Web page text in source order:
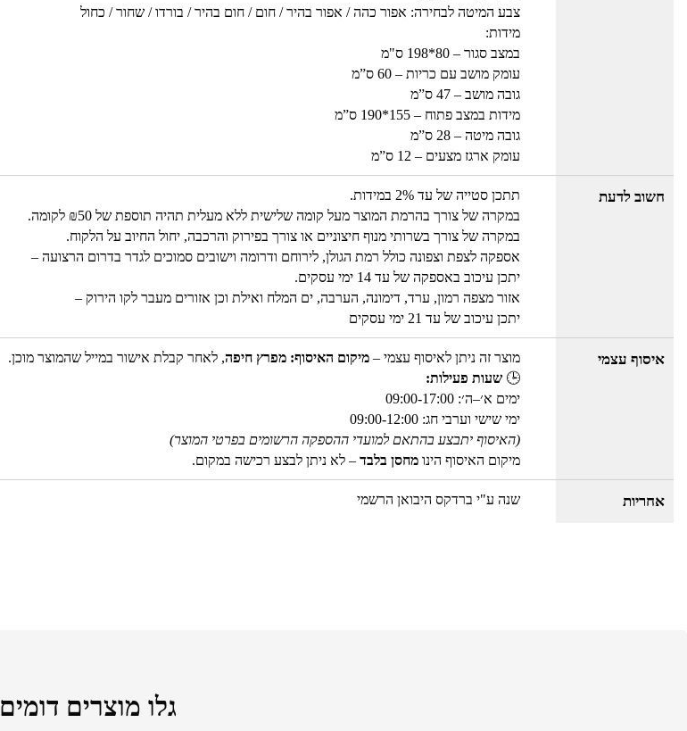
צבע המיטה לבחירה: אפור כהה / אפור בהיר / חום / חום בהיר / בורדו / שחור / כחול
מידות:
במצב סגור – 80*198 ס"מ
עומק מושב עם כריות – 60 ס”מ
גובה מושב – 47 ס”מ
מידות במצב פתוח – 155*190 ס”מ
גובה מיטה – 28 ס”מ
עומק ארגז מצעים – 12 ס”מ
חשוב לדעת
תתכן סטייה של עד 2% במידות.
במקרה של צורך בהרמת המוצר מעל קומה שלישית ללא מעלית תהיה תוספת של ₪50 לקומה.
במקרה של צורך בשרותי מנוף חיצוניים או צורך בפירוק והרכבה, יחול החיוב על הלקוח.
אספקה לצפת וצפונה כולל רמת הגולן, לירוחם ודרומה וישובים סמוכים לגדר בדרום הרצועה –
יתכן עיכוב באספקה של עד 14 ימי עסקים.
אזור מצפה רמון, ערד, דימונה, הערבה, ים המלח ואילת וכן אזורים מעבר לקו הירוק –
יתכן עיכוב של עד 21 ימי עסקים
איסוף עצמי מוצר זה ניתן לאיסוף עצמי – מיקום האיסוף: מפרץ חיפה, לאחר קבלת אישור במייל שהמוצר מוכן.
🕒 שעות פעילות:
ימים א׳–ה׳: 09:00-17:00
ימי שישי וערבי חג: 09:00-12:00
(האיסוף יתבצע בהתאם למועדי ההספקה הרשומים בפרטי המוצר)
מיקום האיסוף הינו מחסן בלבד – לא ניתן לבצע רכישה במקום.
אחריות שנה ע"י ברדקס היבואן הרשמי
גלו מוצרים דומים